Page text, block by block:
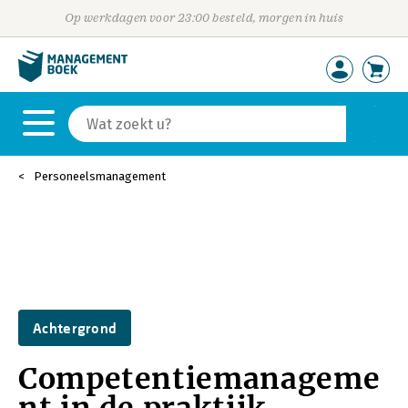
Op werkdagen voor 23:00 besteld, morgen in huis
Personeelsmanagement
Achtergrond
Competentiemanageme